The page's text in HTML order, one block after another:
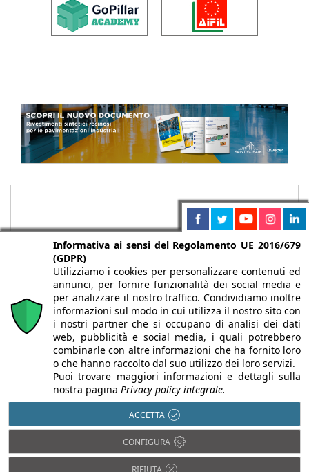
Chi siamo Autori Per la tua pubblicità
Iscriviti alla
newsletter
Infobuild è testata registrata presso il Tribunale di Milano al n° 63
dell’8/3/2013 - ISSN 2282-2267
© 2000-2026 Infoweb srl - P.IVA 13155920153 - Tutti i diritti
Informativa ai sensi del Regolamento UE 2016/679
(GDPR)
Utilizziamo i cookies per personalizzare contenuti ed
annunci, per fornire funzionalità dei social media e
per analizzare il nostro traffico. Condividiamo inoltre
informazioni sul modo in cui utilizza il nostro sito con
i nostri partner che si occupano di analisi dei dati
web, pubblicità e social media, i quali potrebbero
combinarle con altre informazioni che ha fornito loro
o che hanno raccolto dal suo utilizzo dei loro servizi.
Puoi trovare maggiori informazioni e dettagli sulla
nostra pagina Privacy policy integrale.
ACCETTA
CONFIGURA
RIFIUTA